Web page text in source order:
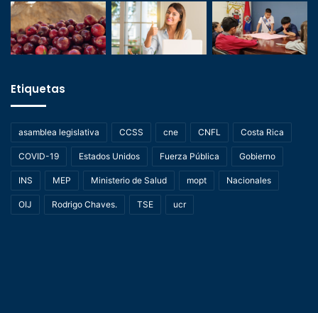
Etiquetas
asamblea legislativa CCSS cne CNFL Costa Rica
COVID-19 Estados Unidos Fuerza Pública Gobierno
INS MEP Ministerio de Salud mopt Nacionales
OIJ Rodrigo Chaves. TSE ucr